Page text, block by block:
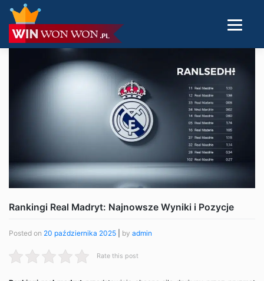
Rankingi Real Madryt: Najnowsze Wyniki i Pozycje
Posted on 20 października 2025 by admin
Rate this post